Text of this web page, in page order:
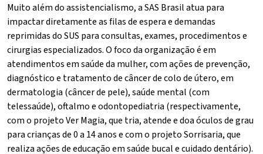
Muito além do assistencialismo, a SAS Brasil atua para
impactar diretamente as filas de espera e demandas
reprimidas do SUS para consultas, exames, procedimentos e
cirurgias especializados. O foco da organização é em
atendimentos em saúde da mulher, com ações de prevenção,
diagnóstico e tratamento de câncer de colo de útero, em
dermatologia (câncer de pele), saúde mental (com
telessaúde), oftalmo e odontopediatria (respectivamente,
com o projeto Ver Magia, que tria, atende e doa óculos de grau
para crianças de 0 a 14 anos e com o projeto Sorrisaria, que
realiza ações de educação em saúde bucal e cuidado dentário).